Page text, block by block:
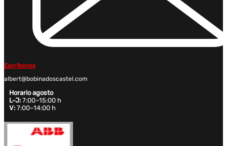
Escríbenos
albert@bobinadoscastel.com
Horario agosto
L-J: 7:00–15:00 h
V: 7:00–14:00 h